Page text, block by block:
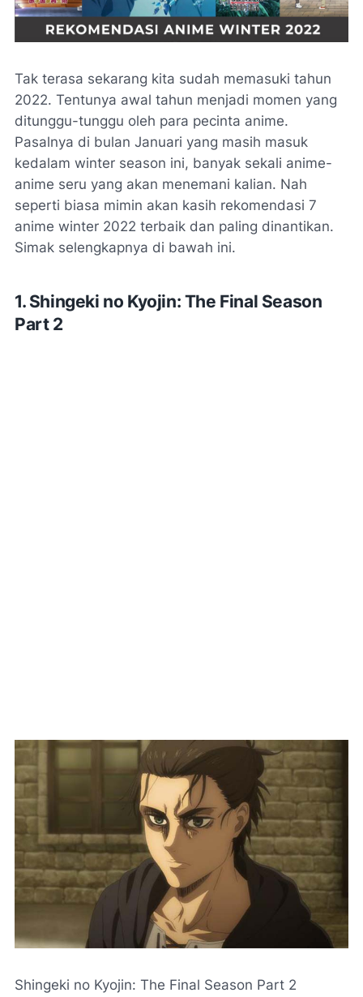
Tak terasa sekarang kita sudah memasuki tahun
2022. Tentunya awal tahun menjadi momen yang
ditunggu-tunggu oleh para pecinta anime.
Pasalnya di bulan Januari yang masih masuk
kedalam winter season ini, banyak sekali anime-
anime seru yang akan menemani kalian. Nah
seperti biasa mimin akan kasih rekomendasi 7
anime winter 2022 terbaik dan paling dinantikan.
Simak selengkapnya di bawah ini.
1. Shingeki no Kyojin: The Final Season
Part 2
Shingeki no Kyojin: The Final Season Part 2